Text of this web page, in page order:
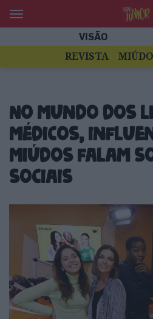
VISÃO
REVISTA
No mundo dos
médicos,
miúdos falam
sociais